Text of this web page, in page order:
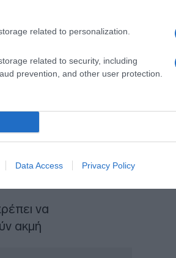
related to personalization.
related to security, including
prevention, and other user protection.
Data Access Privacy Policy
για δυσανεκτικά,
πλούσια σύσταση
να
ακμή